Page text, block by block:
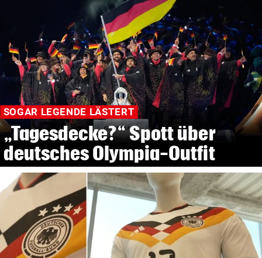
SOGAR LEGENDE LÄSTERT
„Tagesdecke?“ Spott über
deutsches Olympia-Outfit